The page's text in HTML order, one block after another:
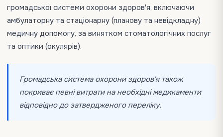
громадської системи охорони здоров'я, включаючи
амбулаторну та стаціонарну (планову та невідкладну)
медичну допомогу, за винятком стоматологічних послуг
та оптики (окулярів).
Громадська система охорони здоров'я також
покриває певні витрати на необхідні медикаменти
відповідно до затвердженого переліку.